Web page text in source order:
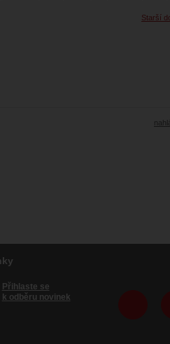
Starší
Přihlaste se
k odběru novinek